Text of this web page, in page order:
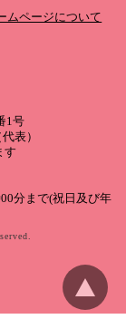
ムページについて
1号
表）
す
分まで(祝日及び年